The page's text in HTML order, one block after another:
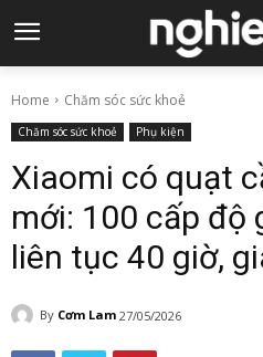
Home Chăm sóc sức khoẻ
Chăm sóc sức khoẻ Phụ kiện
Xiaomi có quạt
mới: 100 cấp độ
liên tục 40 giờ,
By Cơm Lam 27/05/2026